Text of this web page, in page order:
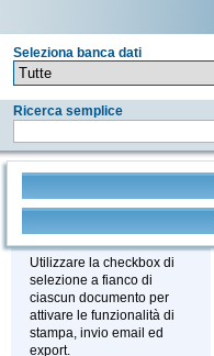
Seleziona banca dati
Ricerca semplice
Stampa - Email - Export
Utilizzare la checkbox di
selezione a fianco di
ciascun documento per
attivare le funzionalità di
stampa, invio email ed
export.